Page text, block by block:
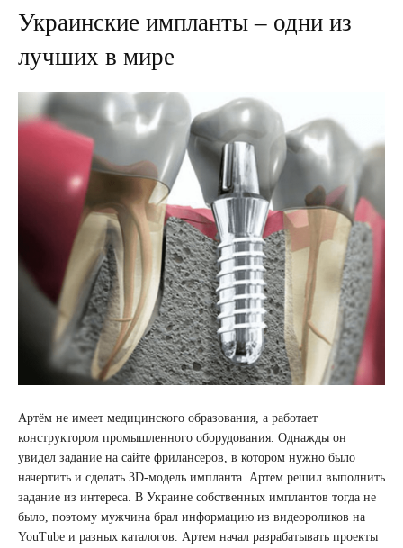
Украинские импланты – одни из
лучших в мире
Артём не имеет медицинского образования, а работает
конструктором промышленного оборудования. Однажды он
увидел задание на сайте фрилансеров, в котором нужно было
начертить и сделать 3D-модель импланта. Артем решил выполнить
задание из интереса. В Украине собственных имплантов тогда не
было, поэтому мужчина брал информацию из видеороликов на
YouTube и разных каталогов. Артем начал разрабатывать проекты